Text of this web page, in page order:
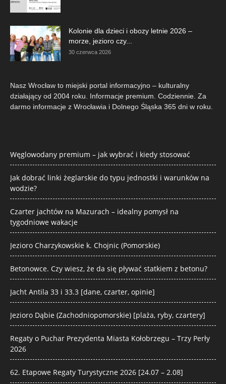
Kolonie dla dzieci i obozy letnie 2026 –
morze, jezioro czy...
30 czerwca 2026
Nasz Wrocław to miejski portal informacyjno – kulturalny
działający od 2004 roku. Informacje premium. Codziennie. Za
darmo informacje z Wrocławia i Dolnego Śląska 365 dni w roku.
Węglowodany premium – jak wybrać i kiedy stosować
Jak dobrać linki żeglarskie do typu jednostki i warunków na
wodzie?
Czarter jachtów na Mazurach – idealny pomysł na
tygodniowe wakacje
Jezioro Charzykowskie k. Chojnic (Pomorskie)
Betonowce. Czy wiesz, że da się pływać statkiem z betonu?
Jacht Antila 33 i 33.3 [dane, czarter, opinie]
Jezioro Dąbie (Zachodniopomorskie) [plaża, ryby, czartery]
Regaty o Puchar Prezydenta Miasta Kołobrzegu – Trzy Perły
2026
62. Etapowe Regaty Turystyczne 2026 [24.07 – 2.08]